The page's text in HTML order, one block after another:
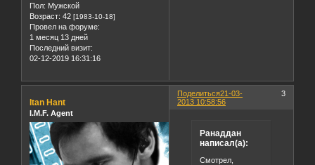
Пол: Мужской
Возраст: 42 [1983-10-18]
Провел на форуме:
1 месяц 13 дней
Последний визит:
02-12-2019 16:31:16
Поделиться 3
21-03-
2013 10:58:56
Itan Hant
I.M.F. Agent
Ранаддан
написал(а):
Смотрел,